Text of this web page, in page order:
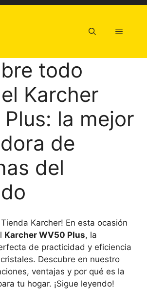
Menú
todo
Karcher
la mejor
de
del
Karcher! En esta ocasión
Karcher WV50 Plus, la
de practicidad y eficiencia
Descubre en nuestro
ventajas y por qué es la
tu hogar. ¡Sigue leyendo!